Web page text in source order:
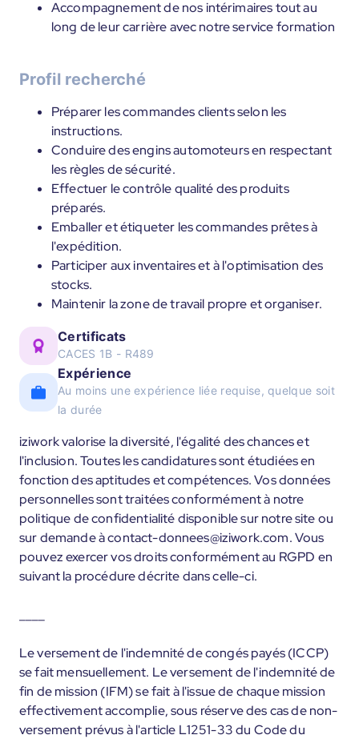
Accompagnement de nos intérimaires tout au
long de leur carrière avec notre service formation
Profil recherché
Préparer les commandes clients selon les
instructions.
Conduire des engins automoteurs en respectant
les règles de sécurité.
Effectuer le contrôle qualité des produits
préparés.
Emballer et étiqueter les commandes prêtes à
l'expédition.
Participer aux inventaires et à l'optimisation des
stocks.
Maintenir la zone de travail propre et organiser.
Certificats
CACES 1B - R489
Expérience
Au moins une expérience liée requise, quelque soit
la durée
iziwork valorise la diversité, l'égalité des chances et
l'inclusion. Toutes les candidatures sont étudiées en
fonction des aptitudes et compétences. Vos données
personnelles sont traitées conformément à notre
politique de confidentialité disponible sur notre site ou
sur demande à contact-donnees@iziwork.com. Vous
pouvez exercer vos droits conformément au RGPD en
suivant la procédure décrite dans celle-ci.
Le versement de l'indemnité de congés payés (ICCP)
se fait mensuellement. Le versement de l'indemnité de
fin de mission (IFM) se fait à l'issue de chaque mission
effectivement accomplie, sous réserve des cas de non-
versement prévus à l'article L1251-33 du Code du